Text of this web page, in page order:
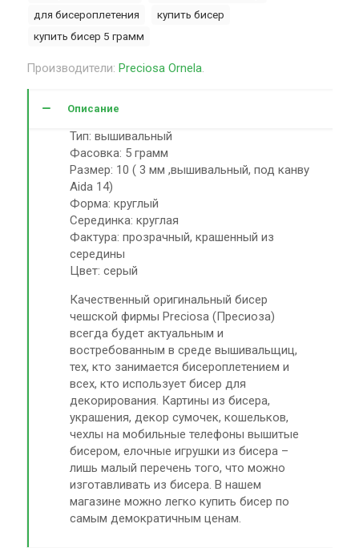
для бисероплетения
купить бисер
купить бисер 5 грамм
Производители: Preciosa Ornela.
Описание
Тип: вышивальный
Фасовка: 5 грамм
Размер: 10 ( 3 мм ,вышивальный, под канву
Aida 14)
Форма: круглый
Серединка: круглая
Фактура: прозрачный, крашенный из
середины
Цвет: серый
Качественный оригинальный бисер
чешской фирмы Preciosa (Пресиоза)
всегда будет актуальным и
востребованным в среде вышивальщиц,
тех, кто занимается бисероплетением и
всех, кто использует бисер для
декорирования. Картины из бисера,
украшения, декор сумочек, кошельков,
чехлы на мобильные телефоны вышитые
бисером, елочные игрушки из бисера –
лишь малый перечень того, что можно
изготавливать из бисера. В нашем
магазине можно легко купить бисер по
самым демократичным ценам.